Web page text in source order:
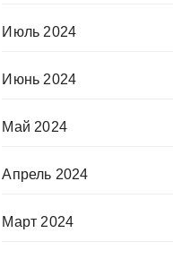
Июль 2024
Июнь 2024
Май 2024
Апрель 2024
Март 2024